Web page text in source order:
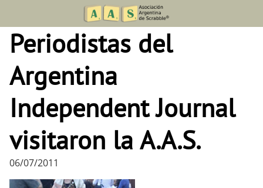
content
Periodistas del
Argentina
Independent Journal
visitaron la A.A.S.
06/07/2011